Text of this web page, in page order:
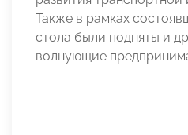
Также в рамках
стола были подняты и
волнующие